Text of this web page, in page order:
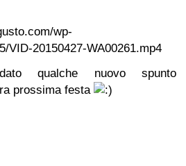
wp-
VID-20150427-WA00261.mp4
qualche nuovo spunto
prossima festa